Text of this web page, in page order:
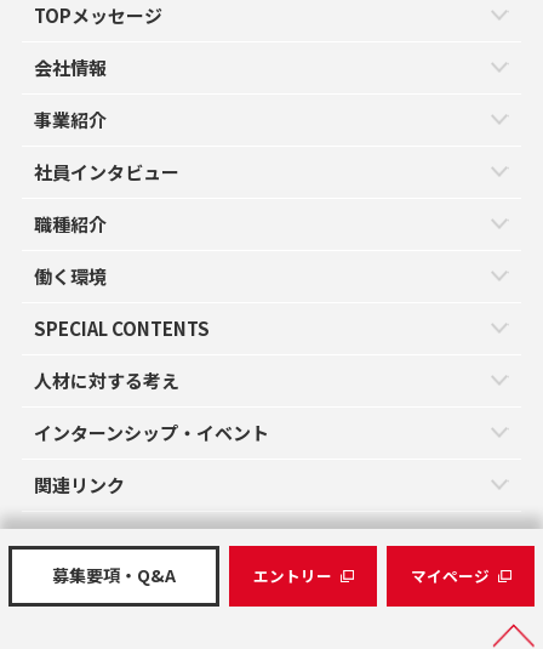
TOPメッセージ
会社情報
事業紹介
社員インタビュー
職種紹介
働く環境
SPECIAL CONTENTS
人材に対する考え
インターンシップ・イベント
関連リンク
募集要項・Q&A エントリー マイページ